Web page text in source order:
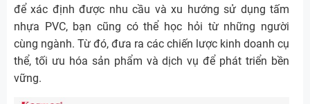
để xác định được nhu cầu và xu hướng sử dụng tấm
nhựa PVC, bạn cũng có thể học hỏi từ những người
cùng ngành. Từ đó, đưa ra các chiến lược kinh doanh cụ
thể, tối ưu hóa sản phẩm và dịch vụ để phát triển bền
vững.